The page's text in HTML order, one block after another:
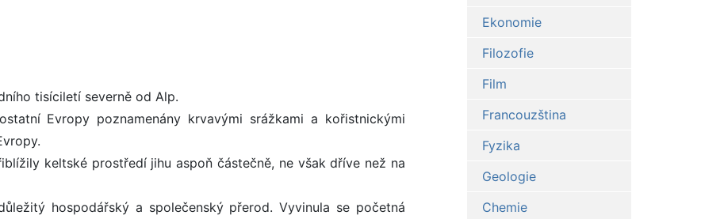
tisíciletí severně od Alp.
Evropy poznamenány krvavými srážkami a kořistnickými
keltské prostředí jihu aspoň částečně, ne však dříve než na
hospodářský a společenský přerod. Vyvinula se početná
Ekonomie
Filozofie
Film
Francouzština
Fyzika
Geologie
Chemie